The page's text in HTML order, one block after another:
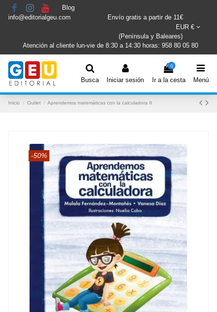
Blog
info@editorialgeu.com
Envío gratis a partir de 11€
EUR €
(Península y Baleares)
Atención al cliente lun-vie de 8:30 a 14:30 horas: 958 80 05 80
Busca Iniciar sesión
0
Ir a la cesta Menú
Inicio Outlet Aprendemos matemáticas con la calculadora II
-50%